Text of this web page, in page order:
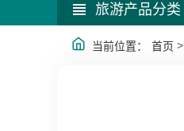
旅游产品分类
当前位置： 首页 >